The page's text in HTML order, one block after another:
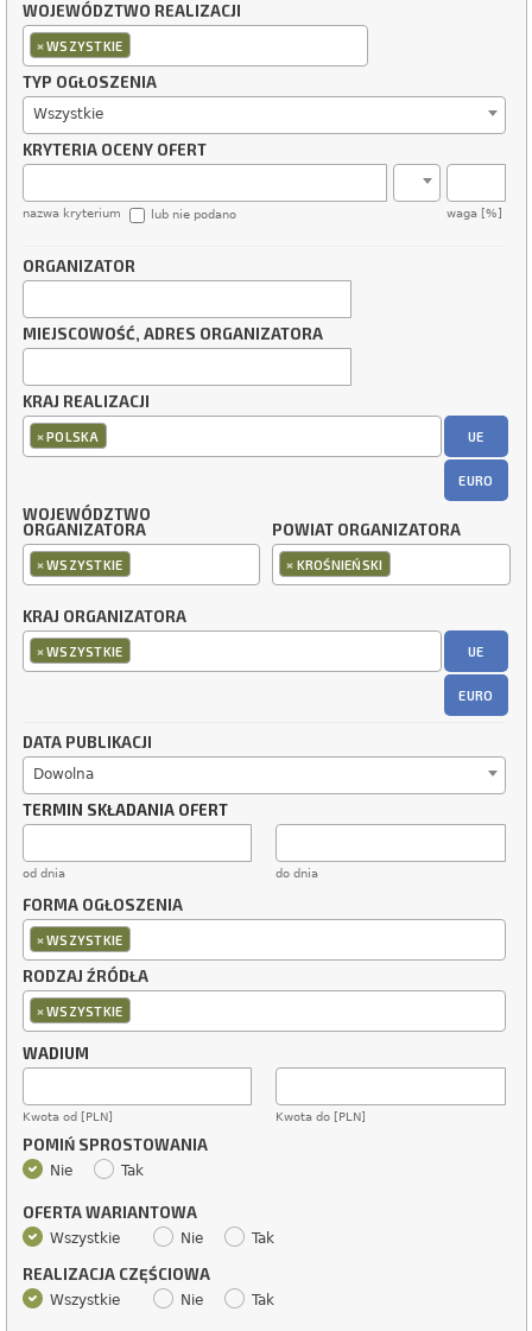
WOJEWÓDZTWO REALIZACJI
×WSZYSTKIE
TYP OGŁOSZENIA
Wszystkie
KRYTERIA OCENY OFERT
nazwa kryterium waga [%]
lub nie podano
ORGANIZATOR
MIEJSCOWOŚĆ, ADRES ORGANIZATORA
KRAJ REALIZACJI
×POLSKA UE
EURO
WOJEWÓDZTWO
ORGANIZATORA
×WSZYSTKIE
POWIAT ORGANIZATORA
× KROŚNIEŃSKI
KRAJ ORGANIZATORA
×WSZYSTKIE UE
EURO
DATA PUBLIKACJI
Dowolna
TERMIN SKŁADANIA OFERT
od dnia do dnia
FORMA OGŁOSZENIA
×WSZYSTKIE
RODZAJ ŹRÓDŁA
×WSZYSTKIE
WADIUM
Kwota od [PLN] Kwota do [PLN]
POMIŃ SPROSTOWANIA
Nie Tak
OFERTA WARIANTOWA
Wszystkie Nie Tak
REALIZACJA CZĘŚCIOWA
Wszystkie Nie Tak